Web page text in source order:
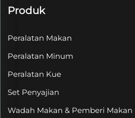
Produk
Peralatan Makan
Peralatan Minum
Peralatan Kue
Set Penyajian
Wadah Makan & Pemberi Makan